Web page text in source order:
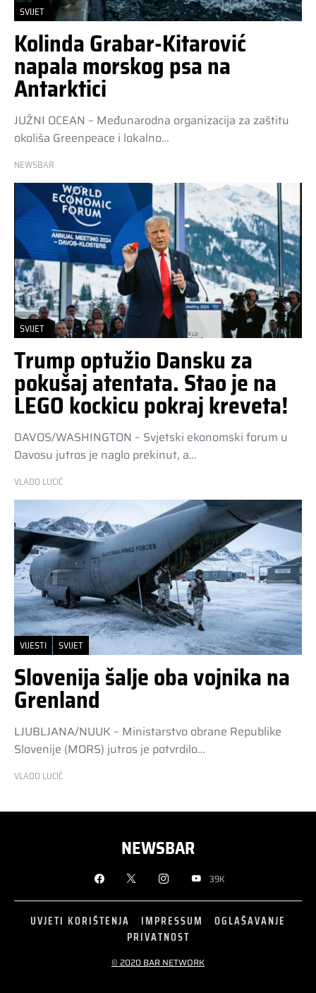
SVIJET
Kolinda Grabar-Kitarović
napala morskog psa na
Antarktici
JUŽNI OCEAN – Međunarodna organizacija za zaštitu
okoliša Greenpeace i lokalno…
NEWSBAR
SVIJET
Trump optužio Dansku za
pokušaj atentata. Stao je na
LEGO kockicu pokraj kreveta!
DAVOS/WASHINGTON – Svjetski ekonomski forum u
Davosu jutros je naglo prekinut, a…
VLADO LUCIĆ
VIJESTI SVIJET
Slovenija šalje oba vojnika na
Grenland
LJUBLJANA/NUUK – Ministarstvo obrane Republike
Slovenije (MORS) jutros je potvrdilo…
VLADO LUCIĆ
NEWSBAR
39K
UVJETI KORIŠTENJA IMPRESSUM
OGLAŠAVANJE
PRIVATNOST
© 2020 BAR NETWORK